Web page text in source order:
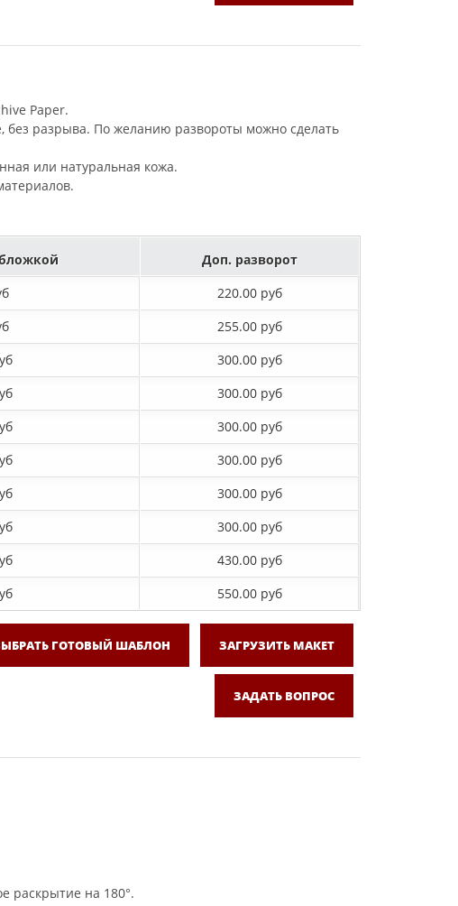
Paper.
без разрыва. По желанию развороты можно сделать
или натуральная кожа.
Доп. разворот
220.00 руб
255.00 руб
300.00 руб
300.00 руб
300.00 руб
300.00 руб
300.00 руб
300.00 руб
430.00 руб
550.00 руб
ГОТОВЫЙ ШАБЛОН ЗАГРУЗИТЬ МАКЕТ
ЗАДАТЬ ВОПРОС
раскрытие на 180°.